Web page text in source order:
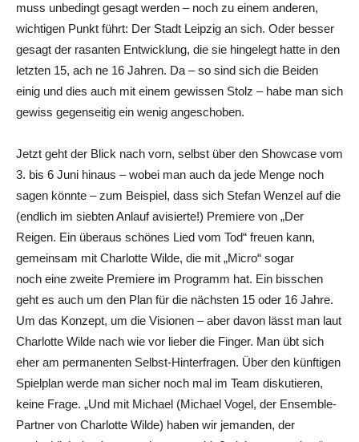
muss unbedingt gesagt werden – noch zu einem anderen,
wichtigen Punkt führt: Der Stadt Leipzig an sich. Oder besser
gesagt der rasanten Entwicklung, die sie hingelegt hatte in den
letzten 15, ach ne 16 Jahren. Da – so sind sich die Beiden
einig und dies auch mit einem gewissen Stolz – habe man sich
gewiss gegenseitig ein wenig angeschoben.
Jetzt geht der Blick nach vorn, selbst über den Showcase vom
3. bis 6 Juni hinaus – wobei man auch da jede Menge noch
sagen könnte – zum Beispiel, dass sich Stefan Wenzel auf die
(endlich im siebten Anlauf avisierte!) Premiere von „Der
Reigen. Ein überaus schönes Lied vom Tod“ freuen kann,
gemeinsam mit Charlotte Wilde, die mit „Micro“ sogar
noch eine zweite Premiere im Programm hat. Ein bisschen
geht es auch um den Plan für die nächsten 15 oder 16 Jahre.
Um das Konzept, um die Visionen – aber davon lässt man laut
Charlotte Wilde nach wie vor lieber die Finger. Man übt sich
eher am permanenten Selbst-Hinterfragen. Über den künftigen
Spielplan werde man sicher noch mal im Team diskutieren,
keine Frage. „Und mit Michael (Michael Vogel, der Ensemble-
Partner von Charlotte Wilde) haben wir jemanden, der